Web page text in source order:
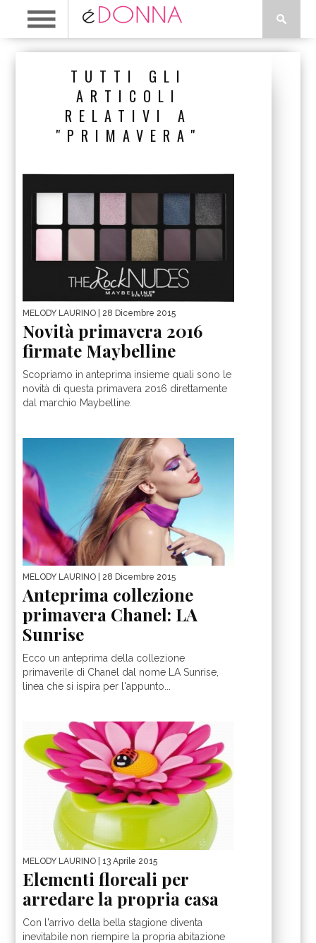
TUTTI GLI
ARTICOLI
RELATIVI A
"PRIMAVERA"
MELODY LAURINO | 28 Dicembre 2015
Novità primavera 2016
firmate Maybelline
Scopriamo in anteprima insieme quali sono le
novità di questa primavera 2016 direttamente
dal marchio Maybelline.
MELODY LAURINO | 28 Dicembre 2015
Anteprima collezione
primavera Chanel: LA
Sunrise
Ecco un anteprima della collezione
primaverile di Chanel dal nome LA Sunrise,
linea che si ispira per l'appunto...
MELODY LAURINO | 13 Aprile 2015
Elementi floreali per
arredare la propria casa
Con l'arrivo della bella stagione diventa
inevitabile non riempire la propria abitazione